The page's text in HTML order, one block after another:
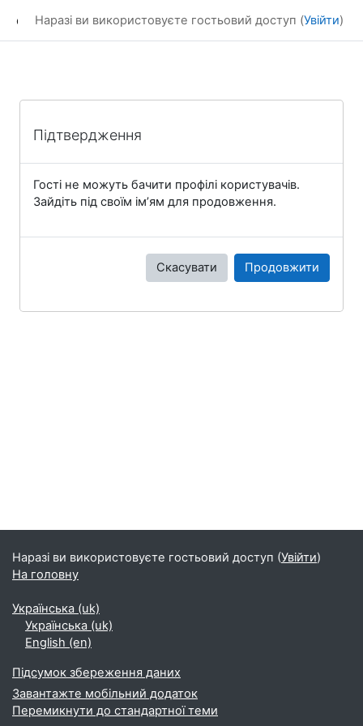
Наразі ви використовуєте гостьовий доступ (Увійти)
Підтвердження
Гості не можуть бачити профілі користувачів.
Зайдіть під своїм ім’ям для продовження.
Скасувати Продовжити
Наразі ви використовуєте гостьовий доступ (Увійти)
На головну
Українська ‎(uk)‎
Українська ‎(uk)‎
English ‎(en)‎
Підсумок збереження даних
Завантажте мобільний додаток
Перемикнути до стандартної теми